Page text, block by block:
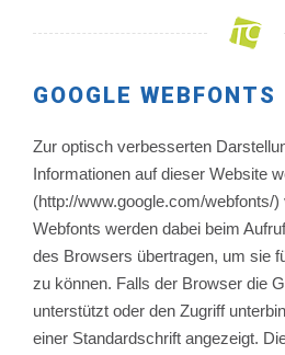
GOOGLE WEBFONTS
Zur optisch verbesserten
Informationen auf dieser Website
(http://www.google.com/webfonts/
Webfonts werden dabei beim
des Browsers übertragen, um sie
zu können. Falls der Browser die
unterstützt oder den Zugriff
einer Standardschrift angezeigt.